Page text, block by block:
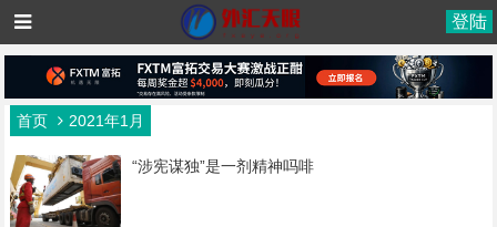
登陆
首页 2021年1月
“涉宪谋独”是一剂精神吗啡